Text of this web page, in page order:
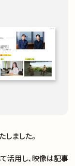
しました。
活用し、映像は記事